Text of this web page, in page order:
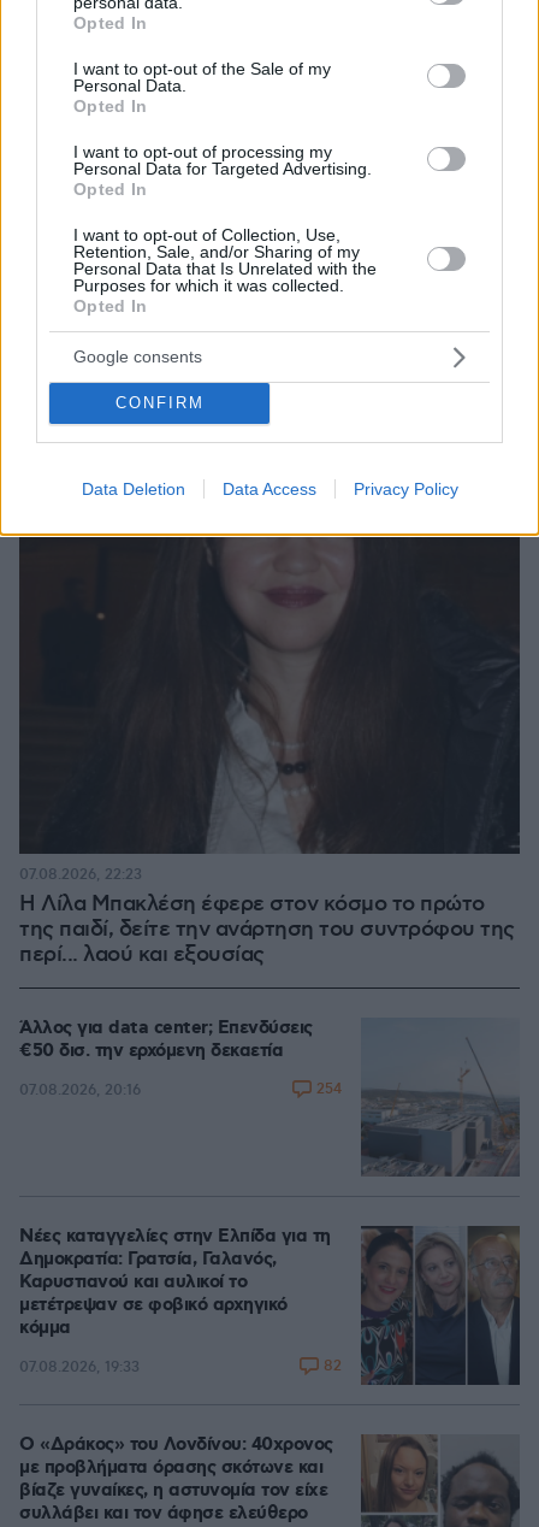
grant or deny consent to Google and its third-party tags to
use your data for below specified purposes in below Google
consent section.
Opted In
I want to opt-out of the Sale of my
Personal Data.
Opted In
I want to opt-out of processing my
Personal Data for Targeted Advertising.
Opted In
I want to opt-out of Collection, Use,
Retention, Sale, and/or Sharing of my
Personal Data that Is Unrelated with the
Purposes for which it was collected.
Opted In
Google consents
CONFIRM
Data Deletion Data Access Privacy Policy
Είδος υπό εξαφάνιση οι υπερπολύτεκνοι στην
Ελλάδα που γερνάει: Τα... δύο ταψιά μεσημεριανό,
τα επιδόματα, η καθημερινότητά τους
Η Λίλα Μπακλέση έφερε στον κόσμο το πρώτο
της παιδί, δείτε την ανάρτηση του συντρόφου της
περί... λαού και εξουσίας
07.08.2026, 22:23
Άλλος για data center; Επενδύσεις
€50 δισ. την ερχόμενη δεκαετία
07.08.2026, 20:16 254
Νέες καταγγελίες στην Ελπίδα για τη
Δημοκρατία: Γρατσία, Γαλανός,
Καρυστιανού και αυλικοί το
μετέτρεψαν σε φοβικό αρχηγικό
κόμμα
07.08.2026, 19:33 82
Ο «Δράκος» του Λονδίνου: 40χρονος
με προβλήματα όρασης σκότωνε και
βίαζε γυναίκες, η αστυνομία τον είχε
συλλάβει και τον άφησε ελεύθερο